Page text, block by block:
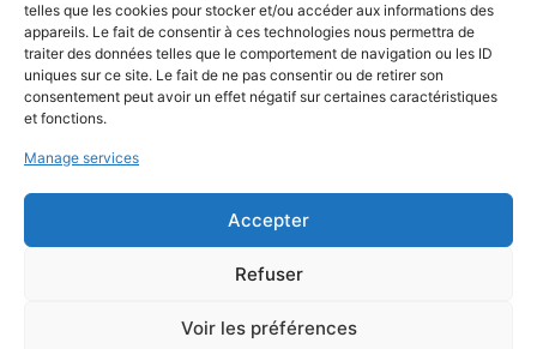
telles que les cookies pour stocker et/ou accéder aux informations des
appareils. Le fait de consentir à ces technologies nous permettra de
traiter des données telles que le comportement de navigation ou les ID
uniques sur ce site. Le fait de ne pas consentir ou de retirer son
consentement peut avoir un effet négatif sur certaines caractéristiques
et fonctions.
Manage services
Accepter
Refuser
Voir les préférences
En cliquant sur “OK”, j’accepte que les données recueillies par amàco soient
destinées à l’envoi par courrier électronique de contenus et d’informations
relatifs aux actualités et à l’expertise d’amàco.
Plus d’informations »